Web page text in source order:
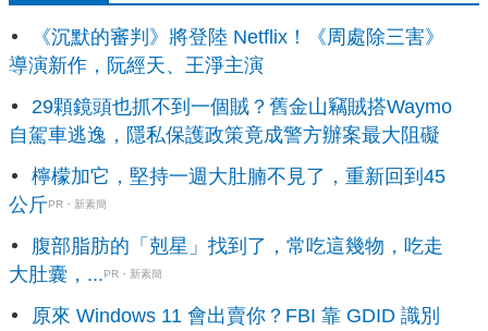
《沉默的審判》將登陸 Netflix！《周處除三害》
導演新作，阮經天、王淨主演
29顆鏡頭也抓不到一個賊？舊金山竊賊搭Waymo
自駕車逃逸，隱私保護政策竟成警方辦案最大阻礙
檸檬加它，堅持一週大肚腩不見了，重新回到45
公斤PR・新素簡
腹部脂肪的「剋星」找到了，常吃這幾物，吃走
大肚囊，...PR・新素簡
原來 Windows 11 會出賣你？FBI 靠 GDID 識別